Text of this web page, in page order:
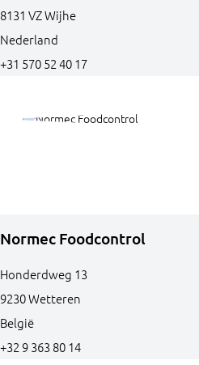
8131 VZWijhe
Nederland
+31 570 52 40 17
Normec Foodcontrol
Honderdweg 13
9230Wetteren
België
+32 9 363 80 14